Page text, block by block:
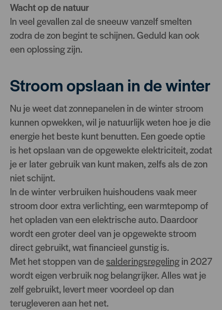
Wacht op de natuur
In veel gevallen zal de sneeuw vanzelf smelten
zodra de zon begint te schijnen. Geduld kan ook
een oplossing zijn.
Stroom opslaan in de winter
Nu je weet dat zonnepanelen in de winter stroom
kunnen opwekken, wil je natuurlijk weten hoe je die
energie het beste kunt benutten. Een goede optie
is het opslaan van de opgewekte elektriciteit, zodat
je er later gebruik van kunt maken, zelfs als de zon
niet schijnt.
In de winter verbruiken huishoudens vaak meer
stroom door extra verlichting, een warmtepomp of
het opladen van een elektrische auto. Daardoor
wordt een groter deel van je opgewekte stroom
direct gebruikt, wat financieel gunstig is.
Met het stoppen van desalderingsregelingin 2027
wordt eigen verbruik nog belangrijker. Alles wat je
zelf gebruikt, levert meer voordeel op dan
terugleveren aan het net.